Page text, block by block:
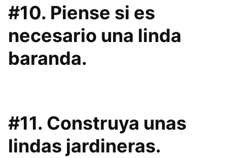
#10. Piense si es
necesario una linda
baranda.
#11. Construya unas
lindas jardineras.